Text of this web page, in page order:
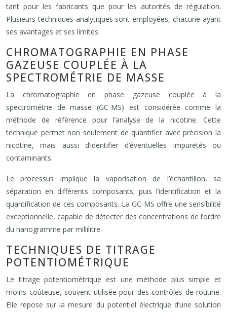
tant pour les fabricants que pour les autorités de régulation.
Plusieurs techniques analytiques sont employées, chacune ayant
ses avantages et ses limites.
CHROMATOGRAPHIE EN PHASE
GAZEUSE COUPLÉE À LA
SPECTROMÉTRIE DE MASSE
La chromatographie en phase gazeuse couplée à la
spectrométrie de masse (GC-MS) est considérée comme la
méthode de référence pour l’analyse de la nicotine. Cette
technique permet non seulement de quantifier avec précision la
nicotine, mais aussi d’identifier d’éventuelles impuretés ou
contaminants.
Le processus implique la vaporisation de l’échantillon, sa
séparation en différents composants, puis l’identification et la
quantification de ces composants. La GC-MS offre une sensibilité
exceptionnelle, capable de détecter des concentrations de l’ordre
du nanogramme par millilitre.
TECHNIQUES DE TITRAGE
POTENTIOMÉTRIQUE
Le titrage potentiométrique est une méthode plus simple et
moins coûteuse, souvent utilisée pour des contrôles de routine.
Elle repose sur la mesure du potentiel électrique d’une solution